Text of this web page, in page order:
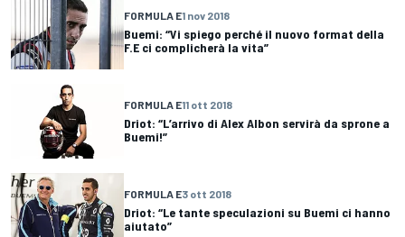
FORMULA E1 nov 2018
Buemi: “Vi spiego perché il nuovo format della
F.E ci complicherà la vita”
FORMULA E11 ott 2018
Driot: “L’arrivo di Alex Albon servirà da sprone a
Buemi!”
FORMULA E3 ott 2018
Driot: “Le tante speculazioni su Buemi ci hanno
aiutato”